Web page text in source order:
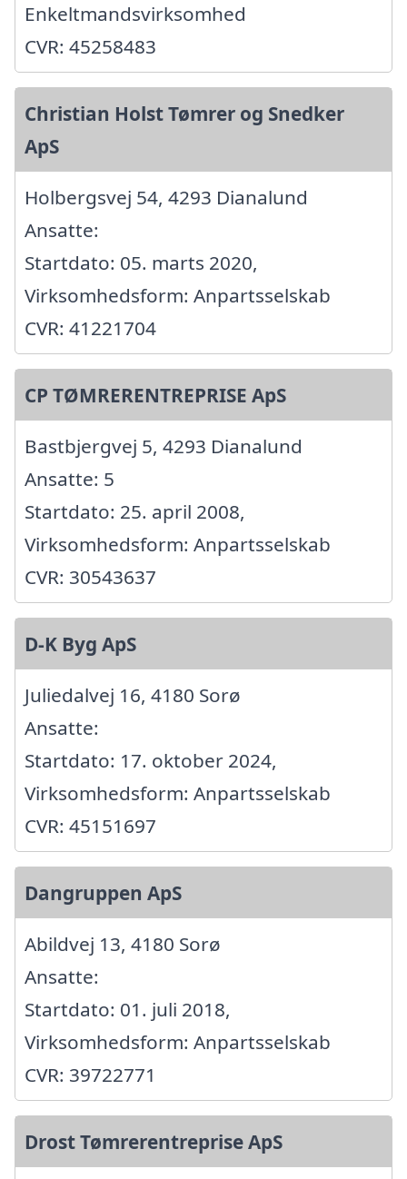
Enkeltmandsvirksomhed
CVR: 45258483
Christian Holst Tømrer og Snedker
ApS
Holbergsvej 54, 4293 Dianalund
Ansatte:
Startdato: 05. marts 2020,
Virksomhedsform: Anpartsselskab
CVR: 41221704
CP TØMRERENTREPRISE ApS
Bastbjergvej 5, 4293 Dianalund
Ansatte: 5
Startdato: 25. april 2008,
Virksomhedsform: Anpartsselskab
CVR: 30543637
D-K Byg ApS
Juliedalvej 16, 4180 Sorø
Ansatte:
Startdato: 17. oktober 2024,
Virksomhedsform: Anpartsselskab
CVR: 45151697
Dangruppen ApS
Abildvej 13, 4180 Sorø
Ansatte:
Startdato: 01. juli 2018,
Virksomhedsform: Anpartsselskab
CVR: 39722771
Drost Tømrerentreprise ApS